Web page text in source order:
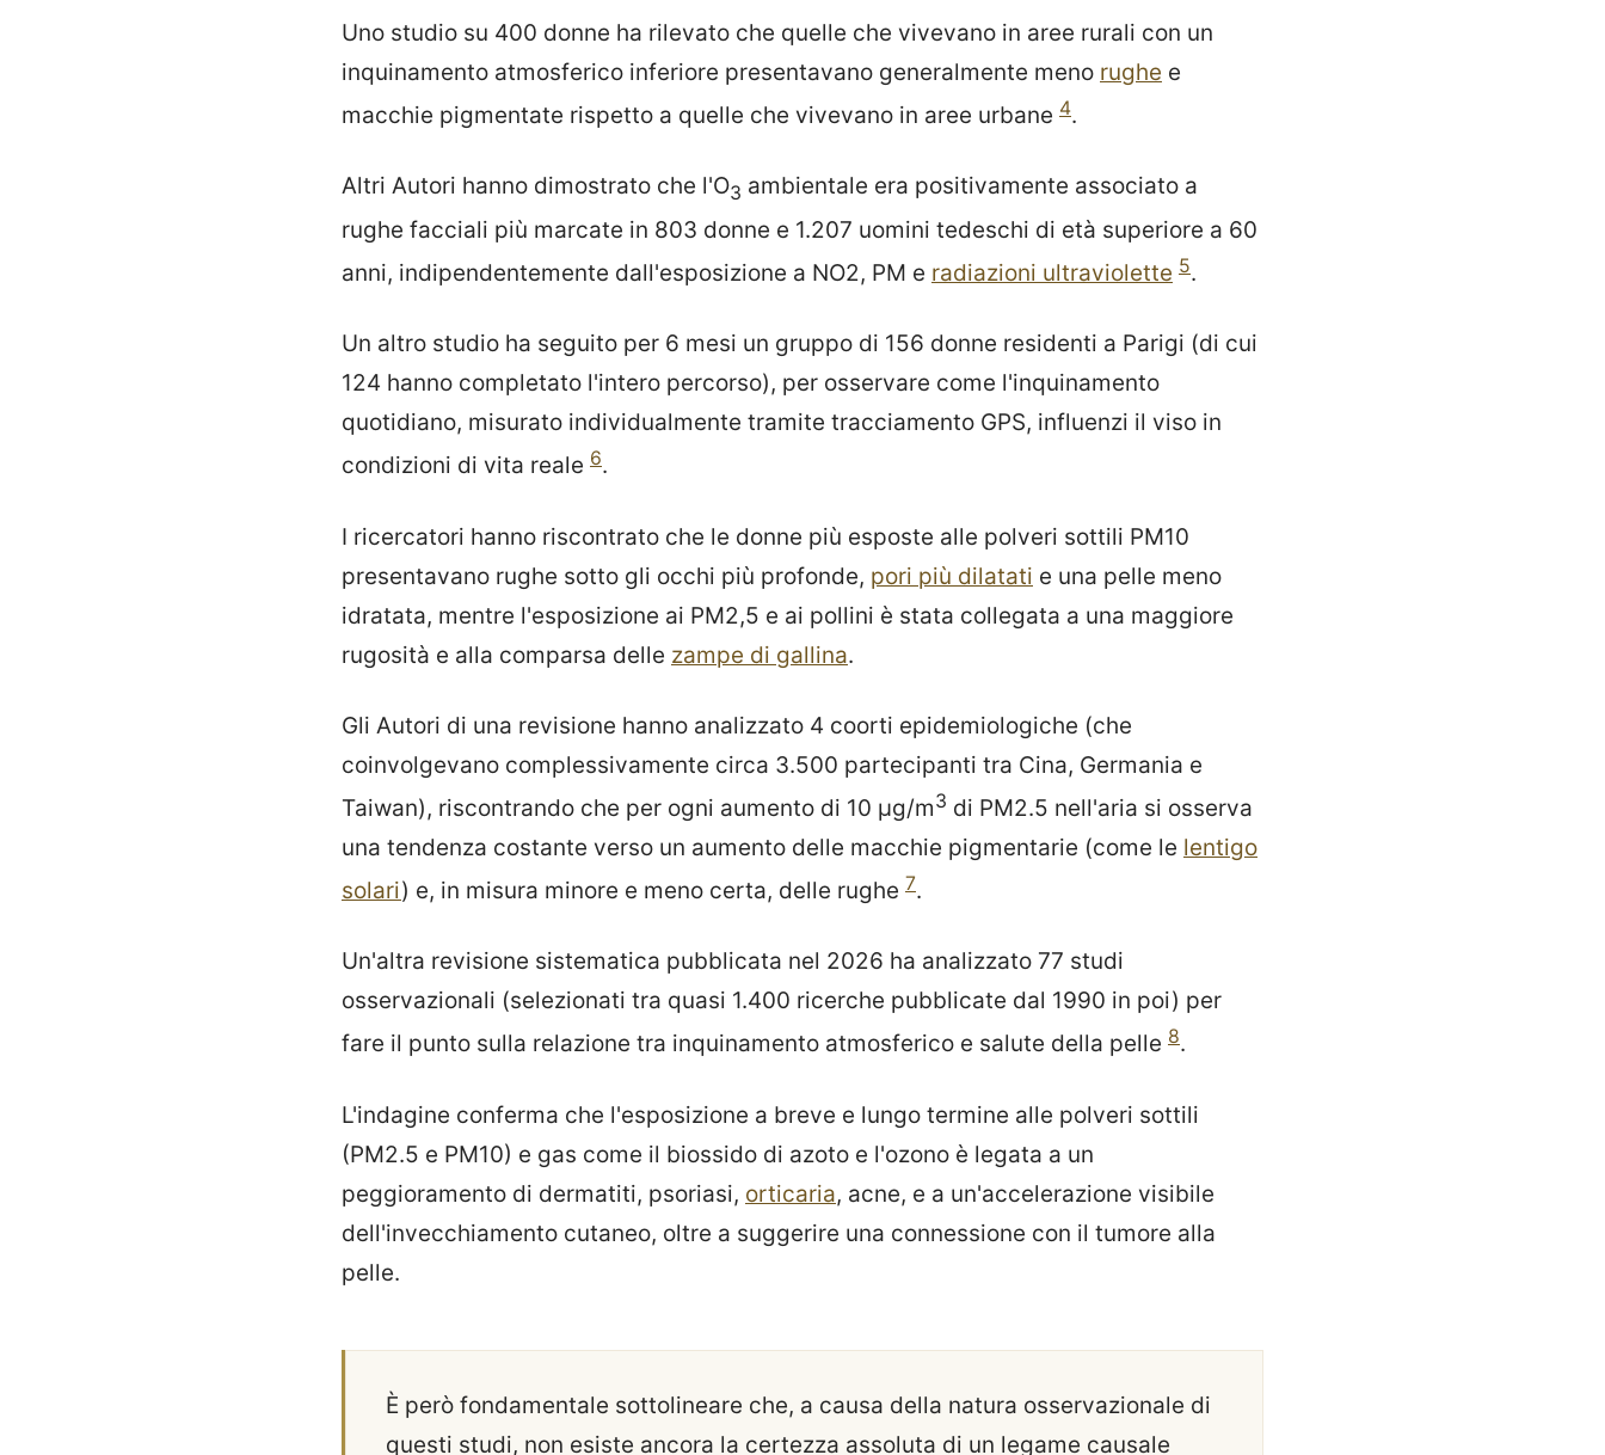
Uno studio su 400 donne ha rilevato che quelle che vivevano in aree rurali con un
inquinamento atmosferico inferiore presentavano generalmente meno rughe e
macchie pigmentate rispetto a quelle che vivevano in aree urbane 4.
Altri Autori hanno dimostrato che l'O3 ambientale era positivamente associato a
rughe facciali più marcate in 803 donne e 1.207 uomini tedeschi di età superiore a 60
anni, indipendentemente dall'esposizione a NO2, PM e radiazioni ultraviolette 5.
Un altro studio ha seguito per 6 mesi un gruppo di 156 donne residenti a Parigi (di cui
124 hanno completato l'intero percorso), per osservare come l'inquinamento
quotidiano, misurato individualmente tramite tracciamento GPS, influenzi il viso in
condizioni di vita reale 6.
I ricercatori hanno riscontrato che le donne più esposte alle polveri sottili PM10
presentavano rughe sotto gli occhi più profonde, pori più dilatati e una pelle meno
idratata, mentre l'esposizione ai PM2,5 e ai pollini è stata collegata a una maggiore
rugosità e alla comparsa delle zampe di gallina.
Gli Autori di una revisione hanno analizzato 4 coorti epidemiologiche (che
coinvolgevano complessivamente circa 3.500 partecipanti tra Cina, Germania e
Taiwan), riscontrando che per ogni aumento di 10 µg/m3 di PM2.5 nell'aria si osserva
una tendenza costante verso un aumento delle macchie pigmentarie (come le lentigo
solari) e, in misura minore e meno certa, delle rughe 7.
Un'altra revisione sistematica pubblicata nel 2026 ha analizzato 77 studi
osservazionali (selezionati tra quasi 1.400 ricerche pubblicate dal 1990 in poi) per
fare il punto sulla relazione tra inquinamento atmosferico e salute della pelle 8.
L'indagine conferma che l'esposizione a breve e lungo termine alle polveri sottili
(PM2.5 e PM10) e gas come il biossido di azoto e l'ozono è legata a un
peggioramento di dermatiti, psoriasi, orticaria, acne, e a un'accelerazione visibile
dell'invecchiamento cutaneo, oltre a suggerire una connessione con il tumore alla
pelle.
È però fondamentale sottolineare che, a causa della natura osservazionale di
questi studi, non esiste ancora la certezza assoluta di un legame causale